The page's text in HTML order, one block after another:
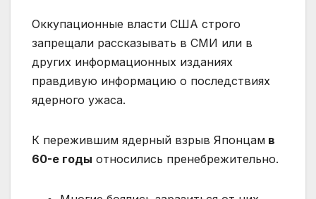
Оккупационные власти США строго
запрещали рассказывать в СМИ или в
других информационных изданиях
правдивую информацию о последствиях
ядерного ужаса.
К пережившим ядерный взрыв Японцам в
60-е годы относились пренебрежительно.